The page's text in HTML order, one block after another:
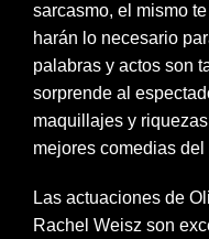
sarcasmo, el mismo
harán lo necesario
palabras y actos son
sorprende al
maquillajes y
mejores comedias del
Las actuaciones de
Rachel Weisz son